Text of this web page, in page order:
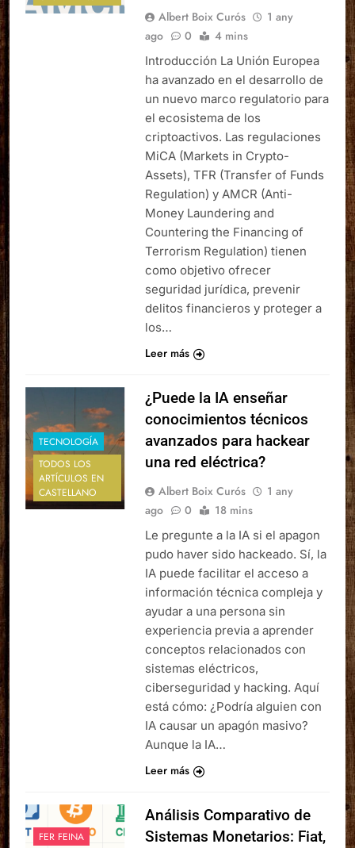
Albert Boix Curós
1 any
ago
0 4 mins
Introducción La Unión Europea
ha avanzado en el desarrollo de
un nuevo marco regulatorio para
el ecosistema de los
criptoactivos. Las regulaciones
MiCA (Markets in Crypto-
Assets), TFR (Transfer of Funds
Regulation) y AMCR (Anti-
Money Laundering and
Countering the Financing of
Terrorism Regulation) tienen
como objetivo ofrecer
seguridad jurídica, prevenir
delitos financieros y proteger a
los…
Leer más
TECNOLOGÍA
TODOS LOS
ARTÍCULOS EN
CASTELLANO
¿Puede la IA enseñar
conocimientos técnicos
avanzados para hackear
una red eléctrica?
Albert Boix Curós
1 any
ago
0 18 mins
Le pregunte a la IA si el apagon
pudo haver sido hackeado. Sí, la
IA puede facilitar el acceso a
información técnica compleja y
ayudar a una persona sin
experiencia previa a aprender
conceptos relacionados con
sistemas eléctricos,
ciberseguridad y hacking. Aquí
está cómo: ¿Podría alguien con
IA causar un apagón masivo?
Aunque la IA…
Leer más
FER FEINA
Análisis Comparativo de
Sistemas Monetarios: Fiat,